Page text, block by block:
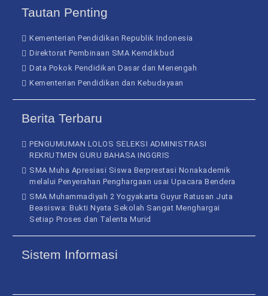
Tautan Penting
Kementerian Pendidikan Republik Indonesia
Direktorat Pembinaan SMA Kemdikbud
Data Pokok Pendidikan Dasar dan Menengah
Kementerian Pendidikan dan Kebudayaan
Berita Terbaru
PENGUMUMAN LOLOS SELEKSI ADMINISTRASI
REKRUTMEN GURU BAHASA INGGRIS
SMA Muha Apresiasi Siswa Berprestasi Nonakademik
melalui Penyerahan Penghargaan usai Upacara Bendera
SMA Muhammadiyah 2 Yogyakarta Guyur Ratusan Juta
Beasiswa: Bukti Nyata Sekolah Sangat Menghargai
Setiap Proses dan Talenta Murid
Sistem Informasi